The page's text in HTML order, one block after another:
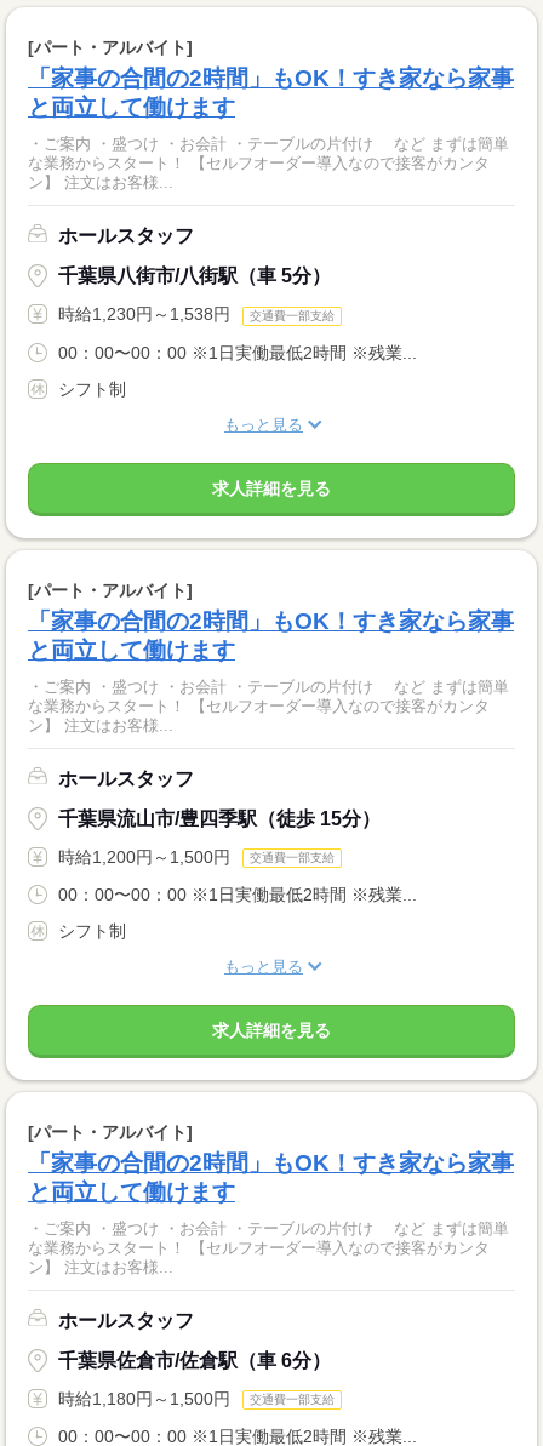
[パート・アルバイト]
「家事の合間の2時間」もOK！すき家なら家事
と両立して働けます
・ご案内 ・盛つけ ・お会計 ・テーブルの片付け など まずは簡単
な業務からスタート！ 【セルフオーダー導入なので接客がカンタ
ン】 注文はお客様...
ホールスタッフ
千葉県八街市/八街駅（車 5分）
時給1,230円～1,538円 交通費一部支給
00：00〜00：00 ※1日実働最低2時間 ※残業...
シフト制
もっと見る
求人詳細を見る
[パート・アルバイト]
「家事の合間の2時間」もOK！すき家なら家事
と両立して働けます
・ご案内 ・盛つけ ・お会計 ・テーブルの片付け など まずは簡単
な業務からスタート！ 【セルフオーダー導入なので接客がカンタ
ン】 注文はお客様...
ホールスタッフ
千葉県流山市/豊四季駅（徒歩 15分）
時給1,200円～1,500円 交通費一部支給
00：00〜00：00 ※1日実働最低2時間 ※残業...
シフト制
もっと見る
求人詳細を見る
[パート・アルバイト]
「家事の合間の2時間」もOK！すき家なら家事
と両立して働けます
・ご案内 ・盛つけ ・お会計 ・テーブルの片付け など まずは簡単
な業務からスタート！ 【セルフオーダー導入なので接客がカンタ
ン】 注文はお客様...
ホールスタッフ
千葉県佐倉市/佐倉駅（車 6分）
時給1,180円～1,500円 交通費一部支給
00：00〜00：00 ※1日実働最低2時間 ※残業...